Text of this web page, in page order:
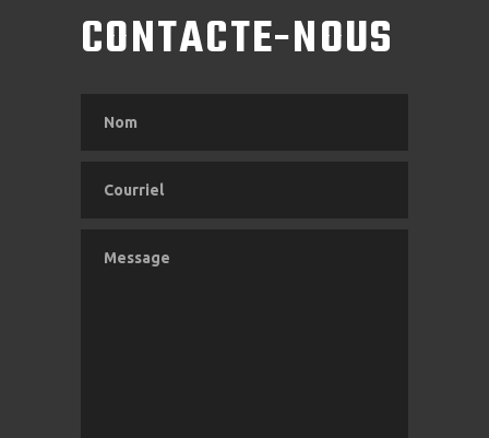
CONTACTE-NOUS